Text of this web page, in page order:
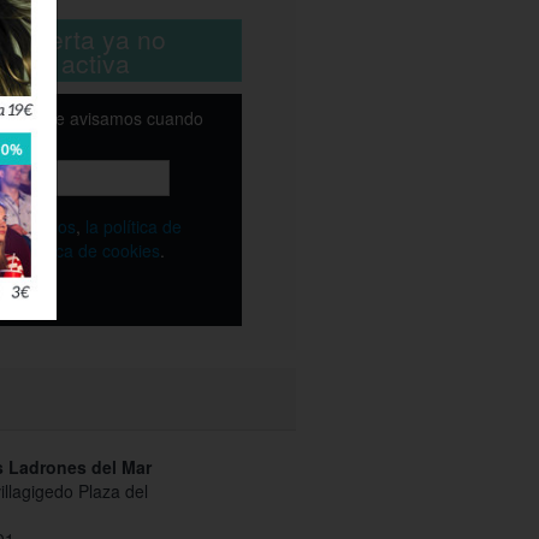
oferta ya no
está activa
y te avisamos cuando
términos, la política de
la política de cookies.
Ladrones del Mar
Plaza del